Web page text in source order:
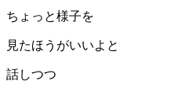
ちょっと様子を
見たほうがいいよと
話しつつ